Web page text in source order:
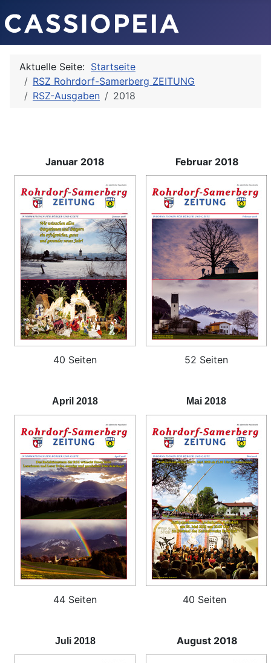
Aktuelle Seite: Startseite
RSZ Rohrdorf-Samerberg ZEITUNG
RSZ-Ausgaben
2018
Januar 2018 Februar 2018
40 Seiten 52 Seiten
April 2018 Mai 2018
44 Seiten 40 Seiten
Juli 2018 August 2018